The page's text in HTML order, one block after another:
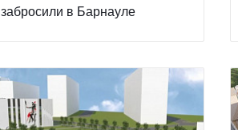
забросили в Барнауле